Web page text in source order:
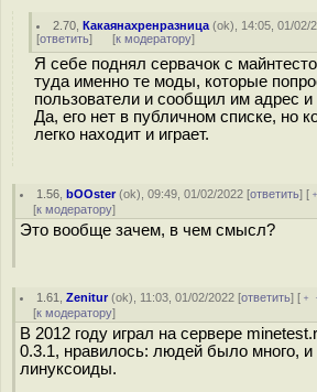
2.70 ,Какаянахренразница (ok), 14:05, 01/02/
[ответить] [к модератору]
Я себе поднял сервачок с
туда именно те моды, которые
пользователи и сообщил им адрес и
Да, его нет в публичном списке, но
легко находит и играет.
1.56 ,bOOster(ok), 09:49, 01/02/2022 [ответить] [
[к модератору]
Это вообще зачем, в чем смысл?
1.61 ,Zenitur(ok), 11:03, 01/02/2022 [ответить] [
[к модератору]
В 2012 году играл на сервере
0.3.1, нравилось: людей было много,
линуксоиды.